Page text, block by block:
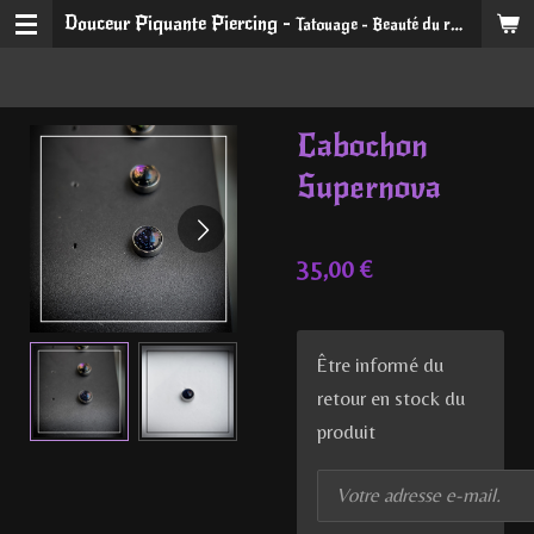
Passer
principal
Douceur Piquante Piercing -Tatouage - Beauté du regard et du sourire
Cabochon
Supernova
35,00 €
Être informé du
retour en stock du
produit